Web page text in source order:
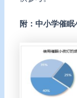
附： 中小学催眠